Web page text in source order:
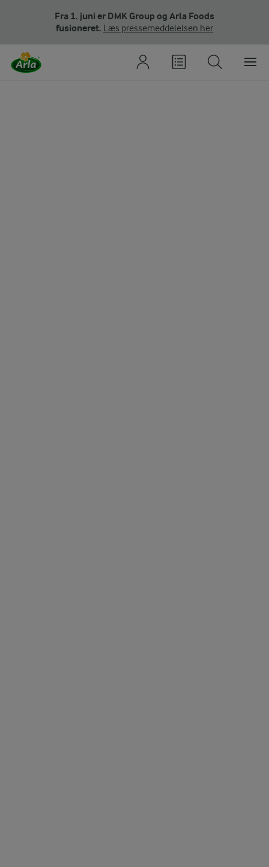
Fra 1. juni er DMK Group og Arla Foods
fusioneret. Læs pressemeddelelsen her